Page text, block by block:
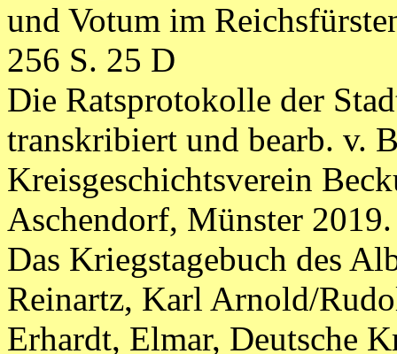
und Votum im
256 S. 25 D
Die Ratsprotokolle der
transkribiert und bearb. v.
Kreisgeschichtsverein
Aschendorf, Münster
Das Kriegstagebuch des
Reinartz, Karl Arnold/
Erhardt, Elmar, Deutsche